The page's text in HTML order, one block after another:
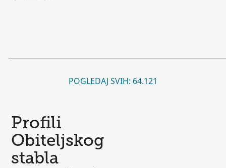
POGLEDAJ SVIH: 64.121
Profili
Obiteljskog
stabla